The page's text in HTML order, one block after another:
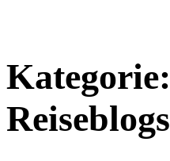
Kategorie:
Reiseblogs